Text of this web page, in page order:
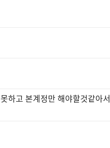
하고 본계정만 해야할것같아서